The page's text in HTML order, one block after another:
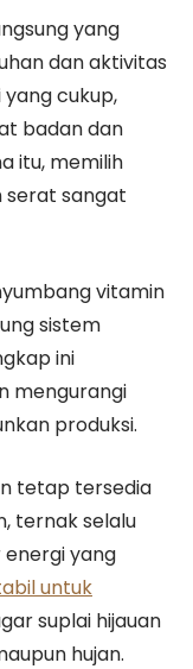
yang
dan aktivitas
cukup,
badan dan
itu, memilih
serat sangat
vitamin
sistem
ini
mengurangi
produksi.
tetap tersedia
ternak selalu
yang
untuk
suplai hijauan
hujan.